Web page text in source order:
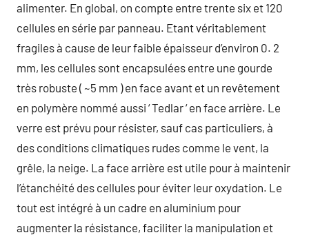
alimenter. En global, on compte entre trente six et 120
cellules en série par panneau. Etant véritablement
fragiles à cause de leur faible épaisseur d’environ 0. 2
mm, les cellules sont encapsulées entre une gourde
très robuste ( ~5 mm ) en face avant et un revêtement
en polymère nommé aussi ‘ Tedlar ‘ en face arrière. Le
verre est prévu pour résister, sauf cas particuliers, à
des conditions climatiques rudes comme le vent, la
grêle, la neige. La face arrière est utile pour à maintenir
l’étanchéité des cellules pour éviter leur oxydation. Le
tout est intégré à un cadre en aluminium pour
augmenter la résistance, faciliter la manipulation et